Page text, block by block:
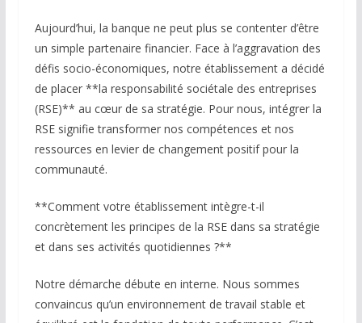
Aujourd’hui, la banque ne peut plus se contenter d’être
un simple partenaire financier. Face à l’aggravation des
défis socio-économiques, notre établissement a décidé
de placer **la responsabilité sociétale des entreprises
(RSE)** au cœur de sa stratégie. Pour nous, intégrer la
RSE signifie transformer nos compétences et nos
ressources en levier de changement positif pour la
communauté.
**Comment votre établissement intègre-t-il
concrètement les principes de la RSE dans sa stratégie
et dans ses activités quotidiennes ?**
Notre démarche débute en interne. Nous sommes
convaincus qu’un environnement de travail stable et